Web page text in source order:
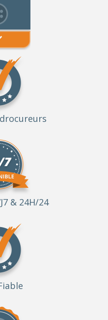
& 24H/24